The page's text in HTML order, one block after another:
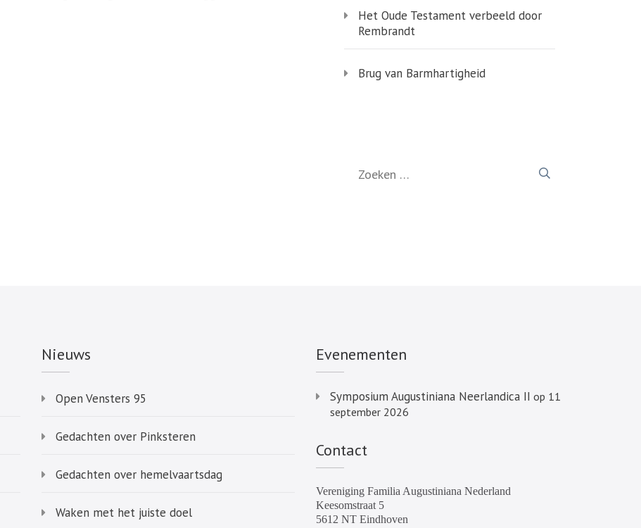
Het Oude Testament verbeeld door
Rembrandt
Brug van Barmhartigheid
naar:
Nieuws
Open Vensters 95
Gedachten over Pinksteren
Gedachten over hemelvaartsdag
Waken met het juiste doel
Evenementen
Symposium Augustiniana Neerlandica II op 11
september 2026
Contact
Vereniging Familia Augustiniana Nederland
Keesomstraat 5
5612 NT Eindhoven